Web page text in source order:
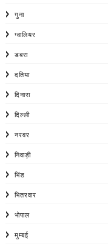
गुना
ग्वालियर
डबरा
दतिया
दिनारा
दिल्ली
नरवर
निवाड़ी
भिंड
भितरवार
भोपाल
मुम्बई